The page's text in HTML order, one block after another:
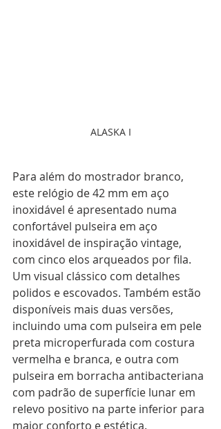
ALASKA I
Para além do mostrador branco,
este relógio de 42 mm em aço
inoxidável é apresentado numa
confortável pulseira em aço
inoxidável de inspiração vintage,
com cinco elos arqueados por fila.
Um visual clássico com detalhes
polidos e escovados. Também estão
disponíveis mais duas versões,
incluindo uma com pulseira em pele
preta microperfurada com costura
vermelha e branca, e outra com
pulseira em borracha antibacteriana
com padrão de superfície lunar em
relevo positivo na parte inferior para
maior conforto e estética.